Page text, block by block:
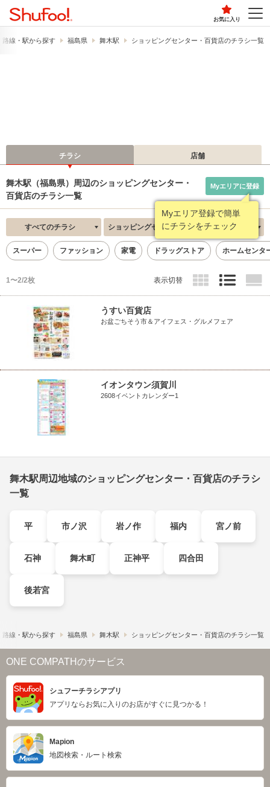
お気に入り
路線・駅から探す 福島県 舞木駅 ショッピングセンター・百貨店のチラシ一覧
チラシ 店舗
舞木駅（福島県）周辺のショッピングセンター・
百貨店のチラシ一覧
Myエリア登録で簡単
にチラシをチェック
Myエリアに登録
すべてのチラシ ショッピングセンター・百貨店 新着順
スーパー ファッション 家電 ドラッグストア ホームセンタ
1〜2/2枚 表示切替
うすい百貨店
お盆ごちそう市＆アイフェス・グルメフェア
イオンタウン須賀川
2608イベントカレンダー1
舞木駅周辺地域のショッピングセンター・百貨店のチラシ
一覧
平 市ノ沢 岩ノ作 福内 宮ノ前
石神 舞木町 正神平 四合田
後若宮
路線・駅から探す 福島県 舞木駅 ショッピングセンター・百貨店のチラシ一覧
ONE COMPATHのサービス
シュフーチラシアプリ
アプリならお気に入りのお店がすぐに見つかる！
Mapion
地図検索・ルート検索